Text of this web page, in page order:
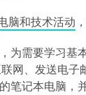
脑和技术活动
为需要学习基
网、发送电
笔记本电脑，